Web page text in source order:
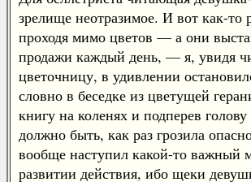
зрелище неотразимое. И вот как-то
проходя мимо цветов — а они
продажи каждый день, — я, увидя
цветочницу, в удивлении
словно в беседке из цветущей
книгу на коленях и подперев
должно быть, как раз грозила
вообще наступил какой-то важный
развитии действия, ибо щеки